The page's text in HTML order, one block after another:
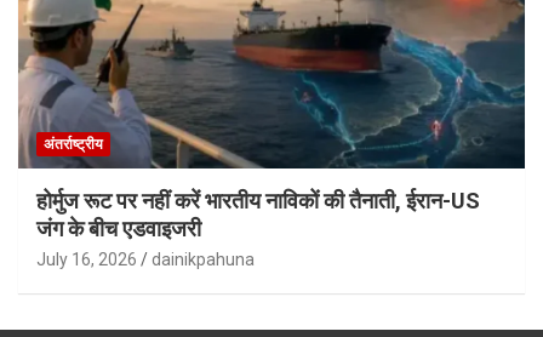
अंतर्राष्ट्रीय
होर्मुज रूट पर नहीं करें भारतीय नाविकों की तैनाती, ईरान-US
जंग के बीच एडवाइजरी
July 16, 2026 dainikpahuna